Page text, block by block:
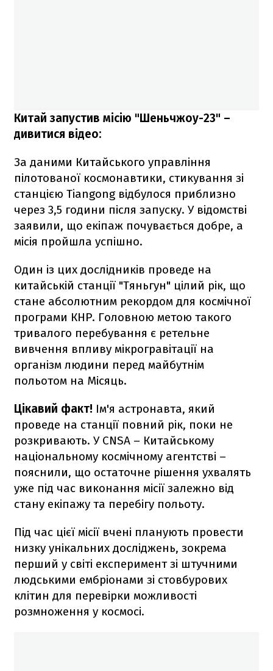
Китай запустив місію "Шеньчжоу-23" –
дивитися відео:
За даними Китайського управління
пілотованої космонавтики, стикування зі
станцією Tiangong відбулося приблизно
через 3,5 години після запуску. У відомстві
заявили, що екіпаж почувається добре, а
місія пройшла успішно.
Один із цих дослідників проведе на
китайській станції "Тяньгун" цілий рік, що
стане абсолютним рекордом для космічної
програми КНР. Головною метою такого
тривалого перебування є ретельне
вивчення впливу мікрогравітації на
організм людини перед майбутнім
польотом на Місяць.
Цікавий факт! Ім'я астронавта, який
проведе на станції повний рік, поки не
розкривають. У CNSA – Китайському
національному космічному агентстві –
пояснили, що остаточне рішення ухвалять
уже під час виконання місії залежно від
стану екіпажу та перебігу польоту.
Під час цієї місії вчені планують провести
низку унікальних досліджень, зокрема
перший у світі експеримент зі штучними
людськими ембріонами зі стовбурових
клітин для перевірки можливості
розмноження у космосі.